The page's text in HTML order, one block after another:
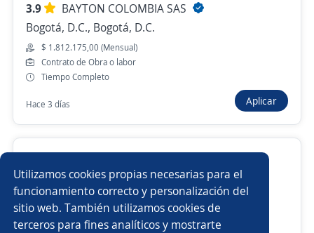
Utilizamos cookies propias necesarias para el
funcionamiento correcto y personalización del
sitio web. También utilizamos cookies de
terceros para fines analíticos y mostrarte
Nuevas ofertas de empleo
Empleos similares
Asesor/a servicio al cliente
Administrativo financiero Auxiliar de auditoría
Atención a clientes Auxiliar administrativo/a
Supernumerario/a Auxiliares administrativos
3.9
BAYTON COLOMBIA SAS
Bogotá, D.C., Bogotá, D.C.
$ 1.812.175,00 (Mensual)
Contrato de Obra o labor
Tiempo Completo
Hace 3 días Aplicar
4.5
Ocupar Temporales S.A.
Bogotá, D.C., Bogotá, D.C.
$ 2.000.000,00 (Mensual)